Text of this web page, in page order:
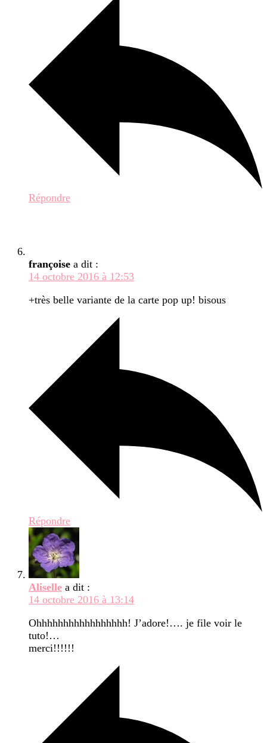
Répondre
françoise a dit :
14 octobre 2016 à 12:53
+très belle variante de la carte pop up! bisous
Répondre
Aliselle a dit :
14 octobre 2016 à 13:14
Ohhhhhhhhhhhhhhhhh! J’adore!…. je file voir le
tuto!…
merci!!!!!!